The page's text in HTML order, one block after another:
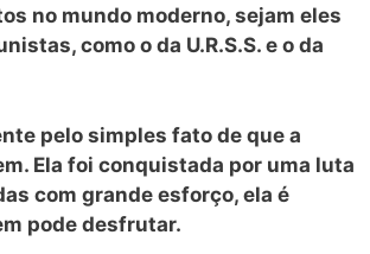
no mundo moderno, sejam eles
como o da U.R.S.S. e o da
pelo simples fato de que a
Ela foi conquistada por uma luta
com grande esforço, ela é
pode desfrutar.